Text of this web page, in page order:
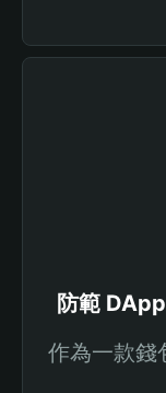
防範
作為一款錢